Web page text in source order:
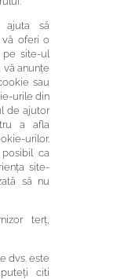
ajuta să
vă oferi o
pe site-ul
vă anunțe
sau
urile din
de ajutor
a afla
urilor.
ca
site-
să nu
terț,
dvs. este
citi